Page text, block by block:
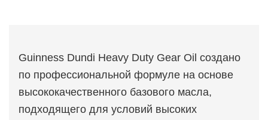
Guinness Dundi Heavy Duty Gear Oil создано
по профессиональной формуле на основе
высококачественного базового масла,
подходящего для условий высоких